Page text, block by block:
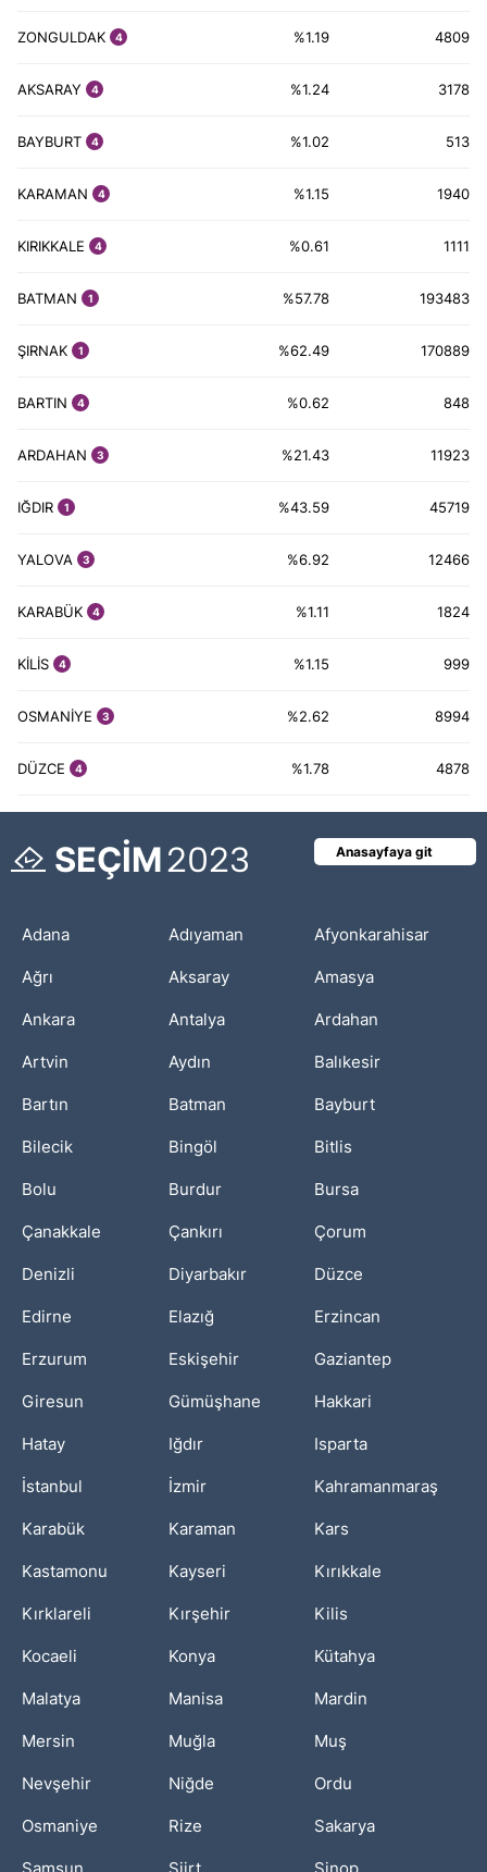
ZONGULDAK 4 %1.19 4809
AKSARAY 4 %1.24 3178
BAYBURT 4 %1.02 513
KARAMAN 4 %1.15 1940
KIRIKKALE 4 %0.61 1111
BATMAN 1 %57.78 193483
ŞIRNAK 1 %62.49 170889
BARTIN 4 %0.62 848
ARDAHAN 3 %21.43 11923
IĞDIR 1 %43.59 45719
YALOVA 3 %6.92 12466
KARABÜK 4 %1.11 1824
KİLİS 4 %1.15 999
OSMANİYE 3 %2.62 8994
DÜZCE 4 %1.78 4878
SEÇİM2023 Anasayfaya git
Adana Adıyaman Afyonkarahisar
Ağrı Aksaray Amasya
Ankara Antalya Ardahan
Artvin Aydın Balıkesir
Bartın Batman Bayburt
Bilecik Bingöl Bitlis
Bolu Burdur Bursa
Çanakkale Çankırı Çorum
Denizli Diyarbakır Düzce
Edirne Elazığ Erzincan
Erzurum Eskişehir Gaziantep
Giresun Gümüşhane Hakkari
Hatay Iğdır Isparta
İstanbul İzmir Kahramanmaraş
Karabük Karaman Kars
Kastamonu Kayseri Kırıkkale
Kırklareli Kırşehir Kilis
Kocaeli Konya Kütahya
Malatya Manisa Mardin
Mersin Muğla Muş
Nevşehir Niğde Ordu
Osmaniye Rize Sakarya